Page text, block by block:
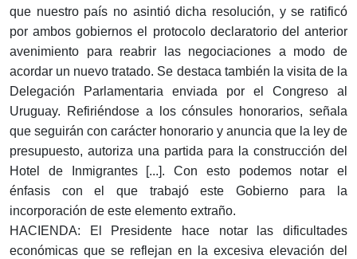
que nuestro país no asintió dicha resolución, y se ratificó
por ambos gobiernos el protocolo declaratorio del anterior
avenimiento para reabrir las negociaciones a modo de
acordar un nuevo tratado. Se destaca también la visita de la
Delegación Parlamentaria enviada por el Congreso al
Uruguay. Refiriéndose a los cónsules honorarios, señala
que seguirán con carácter honorario y anuncia que la ley de
presupuesto, autoriza una partida para la construcción del
Hotel de Inmigrantes [...]. Con esto podemos notar el
énfasis con el que trabajó este Gobierno para la
incorporación de este elemento extraño.
HACIENDA: El Presidente hace notar las dificultades
económicas que se reflejan en la excesiva elevación del